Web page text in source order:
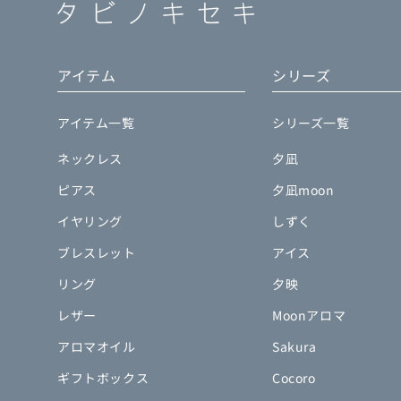
アイテム
アイテム一覧
ネックレス
ピアス
イヤリング
ブレスレット
リング
レザー
アロマオイル
ギフトボックス
シリーズ
シリーズ一覧
夕凪
夕凪moon
しずく
アイス
夕映
Moonアロマ
Sakura
Cocoro